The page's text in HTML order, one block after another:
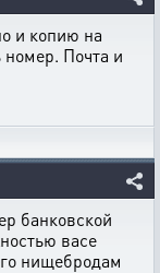
и копию на
номер. Почта и
банковской
васе
нищебродам